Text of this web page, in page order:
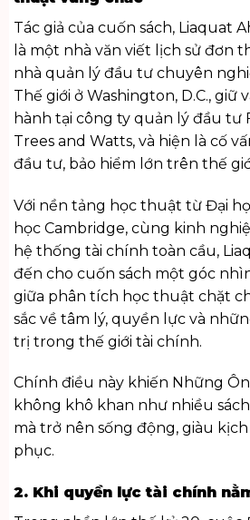
Tác giả của cuốn sách, Liaquat
là một nhà văn viết lịch sử đơn
nhà quản lý đầu tư chuyên
Thế giới ở Washington, D.C., giữ
hành tại công ty quản lý đầu tư
Trees and Watts, và hiện là cố
đầu tư, bảo hiểm lớn trên thế
Với nền tảng học thuật từ Đại
học Cambridge, cùng kinh
hệ thống tài chính toàn cầu,
đến cho cuốn sách một góc
giữa phân tích học thuật chặt
sắc về tâm lý, quyền lực và
trị trong thế giới tài chính.
Chính điều này khiến Những
không khô khan như nhiều
mà trở nên sống động, giàu
phục.
2. Khi quyền lực tài chính